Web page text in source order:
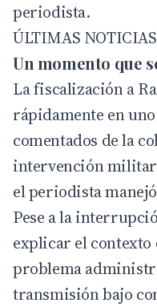
periodista.
ÚLTIMAS NOTICIAS
Un momento que
La fiscalización a
rápidamente en
comentados de la
intervención
el periodista
Pese a la
explicar el
problema
transmisión bajo